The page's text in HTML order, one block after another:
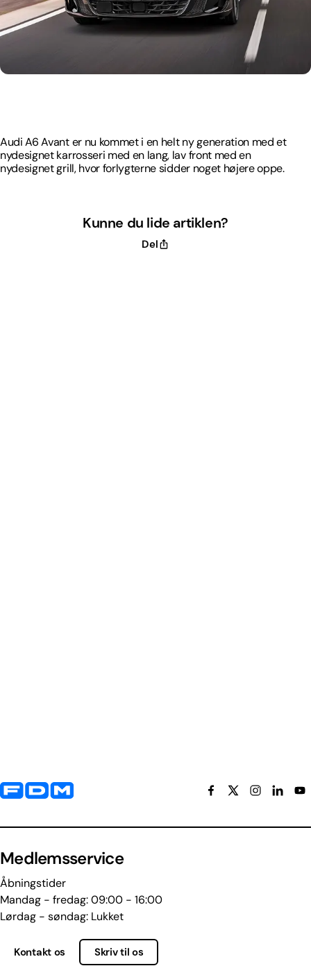
Audi A6 Avant er nu kommet i en helt ny generation med et
nydesignet karrosseri med en lang, lav front med en
nydesignet grill, hvor forlygterne sidder noget højere oppe.
Kunne du lide artiklen?
Del
Yderligere information og kontaktoplysninger
Medlemsservice
Åbningstider
Mandag - fredag: 09:00 - 16:00
Lørdag - søndag: Lukket
Kontakt os Skriv til os